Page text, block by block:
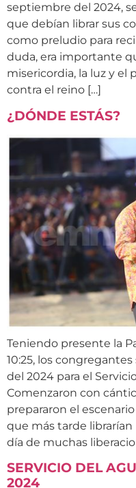
septiembre del 2024,
que debían librar sus
como preludio para
duda, era importante
misericordia, la luz y el
contra el reino […]
¿DÓNDE ESTÁS?
Teniendo presente la
10:25, los
del 2024 para el
Comenzaron con
prepararon el
que más tarde
día de muchas
SERVICIO DEL
2024